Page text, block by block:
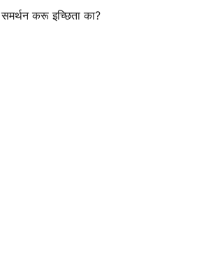
करू इच्छिता का?